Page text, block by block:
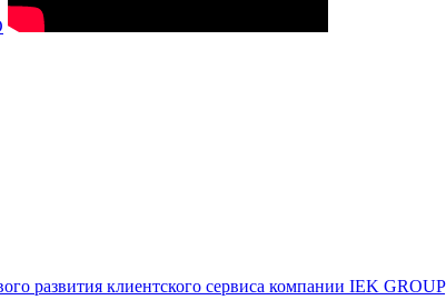
развития клиентского сервиса компании IEK GROUP